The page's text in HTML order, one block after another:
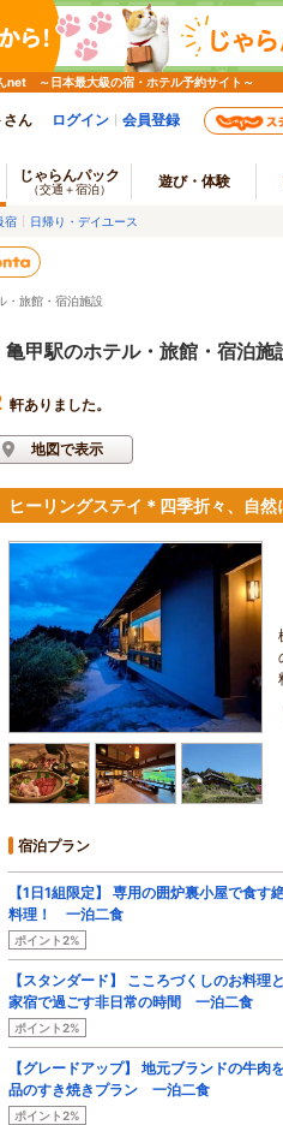
net ～日本最大級の宿・ホテル予約サイト～
さん ログイン 会員登録
じゃらんパック
（交通＋宿泊） 遊び・体験
宿 日帰り・デイユース
・旅館・宿泊施設
亀甲駅のホテル・旅館・宿泊施
軒ありました。
地図で表示
ヒーリングステイ＊四季折々、自
宿泊プラン
【1日1組限定】 専用の囲炉裏小屋で食す
料理！ 一泊二食
ポイント2%
【スタンダード】 こころづくしのお料理
家宿で過ごす非日常の時間 一泊二食
ポイント2%
【グレードアップ】 地元ブランドの牛肉
品のすき焼きプラン 一泊二食
ポイント2%